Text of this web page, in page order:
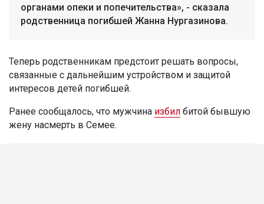
органами опеки и попечительства», - сказала
родственница погибшей Жанна Нургазинова.
Теперь родственникам предстоит решать вопросы,
связанные с дальнейшим устройством и защитой
интересов детей погибшей.
Ранее сообщалось, что мужчина избил битой бывшую
жену насмерть в Семее.